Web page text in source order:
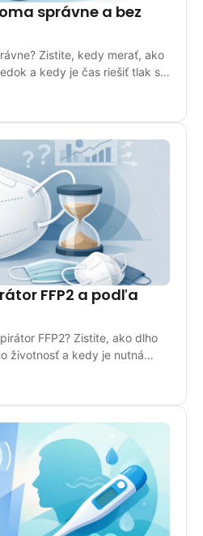
správne a bez
Zistite, kedy merať, ako
a kedy je čas riešiť tlak s
FFP2 a podľa
FFP2? Zistite, ako dlho
životnosť a kedy je nutná